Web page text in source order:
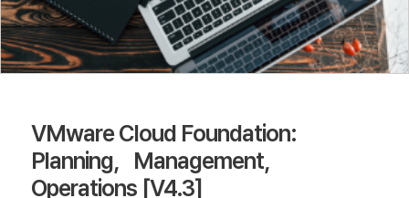
VMware Cloud Foundation:
Planning，Management，
Operations [V4.3]